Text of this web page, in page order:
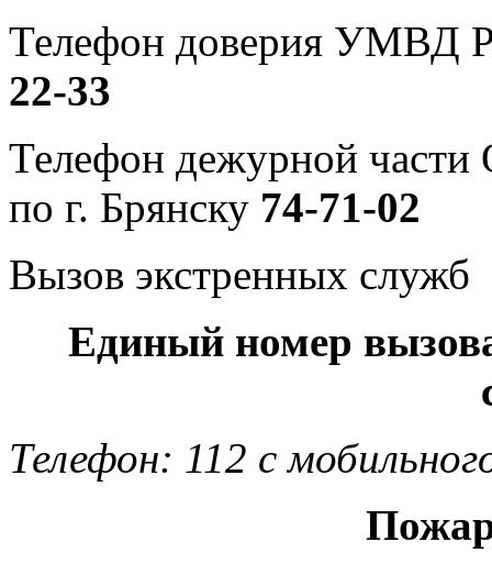
Телефон доверия УМВД
22-33
Телефон дежурной
по г. Брянску 74-71-02
Вызов экстренных служб
Единый номер
Телефон: 112 с